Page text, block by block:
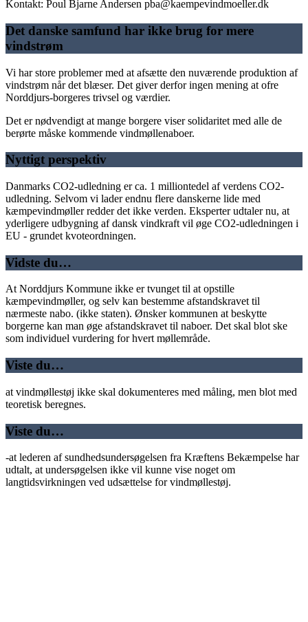
Kontakt: Poul Bjarne Andersen pba@kaempevindmoeller.dk
Det danske samfund har ikke brug for mere
vindstrøm
Vi har store problemer med at afsætte den nuværende produktion af
vindstrøm når det blæser. Det giver derfor ingen mening at ofre
Norddjurs-borgeres trivsel og værdier.
Det er nødvendigt at mange borgere viser solidaritet med alle de
berørte måske kommende vindmøllenaboer.
Nyttigt perspektiv
Danmarks CO2-udledning er ca. 1 milliontedel af verdens CO2-
udledning. Selvom vi lader endnu flere danskerne lide med
kæmpevindmøller redder det ikke verden. Eksperter udtaler nu, at
yderligere udbygning af dansk vindkraft vil øge CO2-udledningen i
EU - grundet kvoteordningen.
Vidste du…
At Norddjurs Kommune ikke er tvunget til at opstille
kæmpevindmøller, og selv kan bestemme afstandskravet til
nærmeste nabo. (ikke staten). Ønsker kommunen at beskytte
borgerne kan man øge afstandskravet til naboer. Det skal blot ske
som individuel vurdering for hvert møllemråde.
Viste du…
at vindmøllestøj ikke skal dokumenteres med måling, men blot med
teoretisk beregnes.
Viste du…
-at lederen af sundhedsundersøgelsen fra Kræftens Bekæmpelse har
udtalt, at undersøgelsen ikke vil kunne vise noget om
langtidsvirkningen ved udsættelse for vindmøllestøj.